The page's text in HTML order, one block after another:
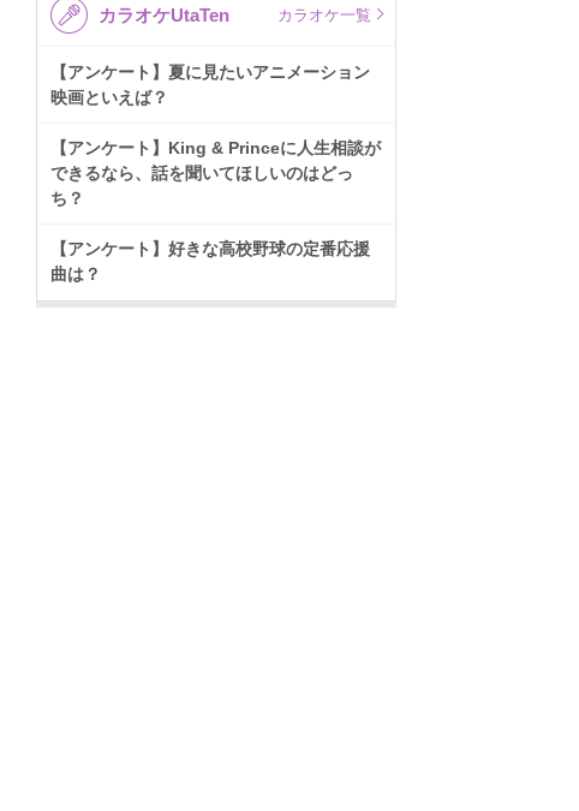
カラオケUtaTen カラオケ一覧
【アンケート】夏に見たいアニメーション
映画といえば？
【アンケート】King & Princeに人生相談が
できるなら、話を聞いてほしいのはどっ
ち？
【アンケート】好きな高校野球の定番応援
曲は？